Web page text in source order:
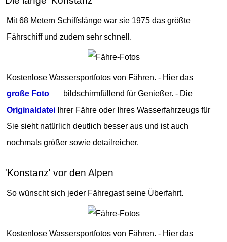
Mit 68 Metern Schiffslänge war sie 1975 das größte
Fährschiff und zudem sehr schnell.
Kostenlose Wassersportfotos von Fähren. - Hier das
große Foto
bildschirmfüllend für Genießer. - Die
Originaldatei Ihrer Fähre oder Ihres Wasserfahrzeugs für
Sie sieht natürlich deutlich besser aus und ist auch
nochmals größer sowie detailreicher.
'Konstanz' vor den Alpen
So wünscht sich jeder Fähregast seine Überfahrt.
Kostenlose Wassersportfotos von Fähren. - Hier das